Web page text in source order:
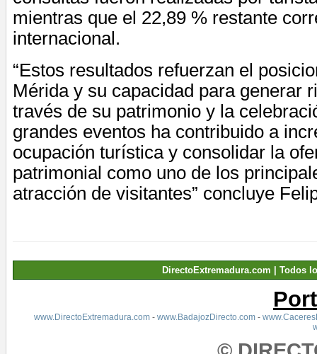
mientras que el 22,89 % restante
internacional.
“Estos resultados refuerzan el
Mérida y su capacidad para generar
través de su patrimonio y la
grandes eventos ha contribuido a
ocupación turística y consolidar la
patrimonial como uno de los
atracción de visitantes” concluye
DirectoExtremadura.com | Todos
www.DirectoExtremadura.com- www.BadajozDirecto.com-